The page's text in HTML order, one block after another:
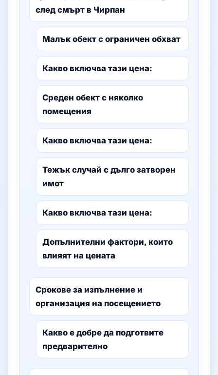
след смърт в Чирпан
Малък обект с ограничен обхват
Какво включва тази цена:
Среден обект с няколко
помещения
Какво включва тази цена:
Тежък случай с дълго затворен
имот
Какво включва тази цена:
Допълнителни фактори, които
влияят на цената
Срокове за изпълнение и
организация на посещението
Какво е добре да подготвите
предварително